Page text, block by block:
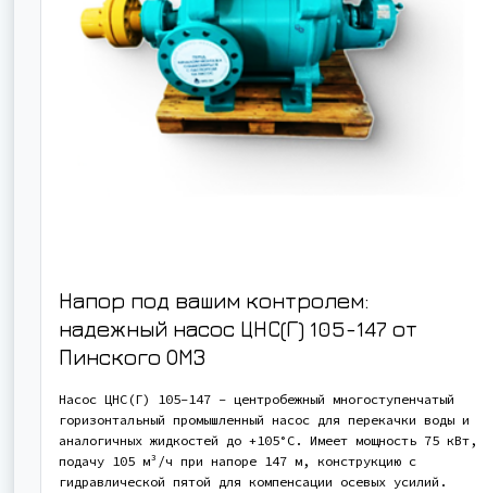
Напор под вашим контролем:
надежный насос ЦНС(Г) 105-147 от
Пинского ОМЗ
Насос ЦНС(Г) 105-147 - центробежный многоступенчатый
горизонтальный промышленный насос для перекачки воды и
аналогичных жидкостей до +105°С. Имеет мощность 75 кВт,
подачу 105 м³/ч при напоре 147 м, конструкцию с
гидравлической пятой для компенсации осевых усилий.